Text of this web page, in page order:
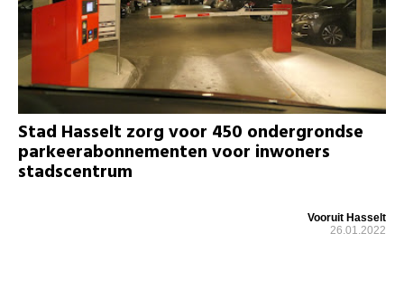
Stad Hasselt zorg voor 450 ondergrondse
parkeerabonnementen voor inwoners
stadscentrum
Vooruit Hasselt
26.01.2022